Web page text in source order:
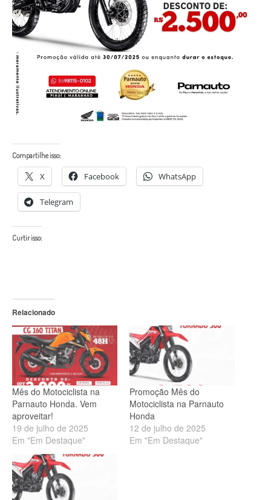
Compartilhe isso:
X Facebook WhatsApp
Telegram
Curtir isso:
Relacionado
Mês do Motociclista na
Parnauto Honda. Vem
aproveitar!
19 de julho de 2025
Em "Em Destaque"
Promoção Mês do
Motociclista na Parnauto
Honda
12 de julho de 2025
Em "Em Destaque"